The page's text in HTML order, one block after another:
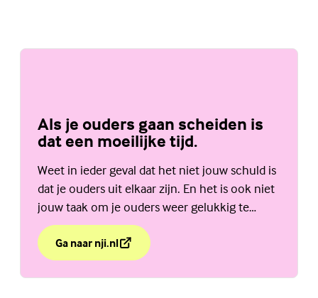
Als je ouders gaan scheiden is
dat een moeilijke tijd.
Weet in ieder geval dat het niet jouw schuld is
dat je ouders uit elkaar zijn. En het is ook niet
jouw taak om je ouders weer gelukkig te
maken. Bekijk de website van het NJi.
Ga naar nji.nl
over Als je ouders gaan scheiden is dat een moeilijke
(Externe link)